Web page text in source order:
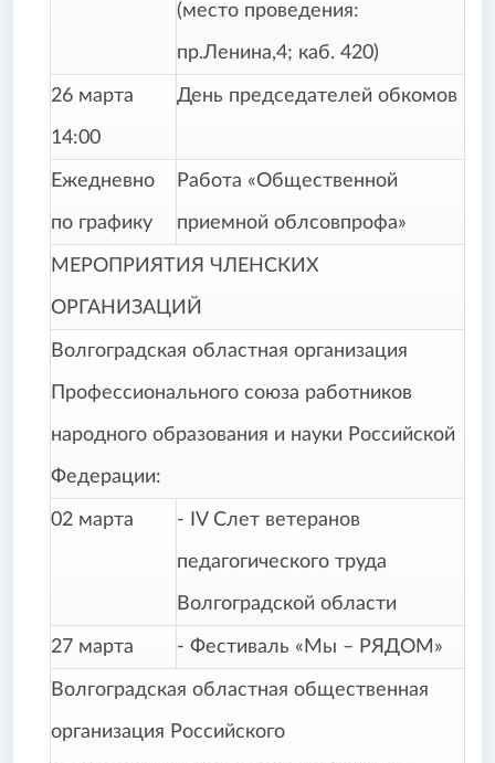
(место проведения:
пр.Ленина,4; каб. 420)
26 марта
14:00
День председателей обкомов
Ежедневно
по графику
Работа «Общественной
приемной облсовпрофа»
МЕРОПРИЯТИЯ ЧЛЕНСКИХ
ОРГАНИЗАЦИЙ
Волгоградская областная организация
Профессионального союза работников
народного образования и науки Российской
Федерации:
02 марта - IV Слет ветеранов
педагогического труда
Волгоградской области
27 марта - Фестиваль «Мы – РЯДОМ»
Волгоградская областная общественная
организация Российского